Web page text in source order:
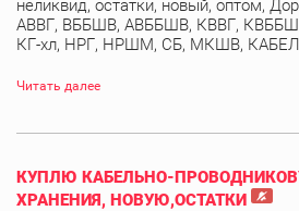
неликвид, остатки, новый, оптом,
АВВГ, ВББШВ, АВББШВ, КВВГ,
КГ-хл, НРГ, НРШМ, СБ, МКШВ,
Читать далее
КУПЛЮ КАБЕЛЬНО-
ХРАНЕНИЯ, НОВУЮ,ОСТАТКИ